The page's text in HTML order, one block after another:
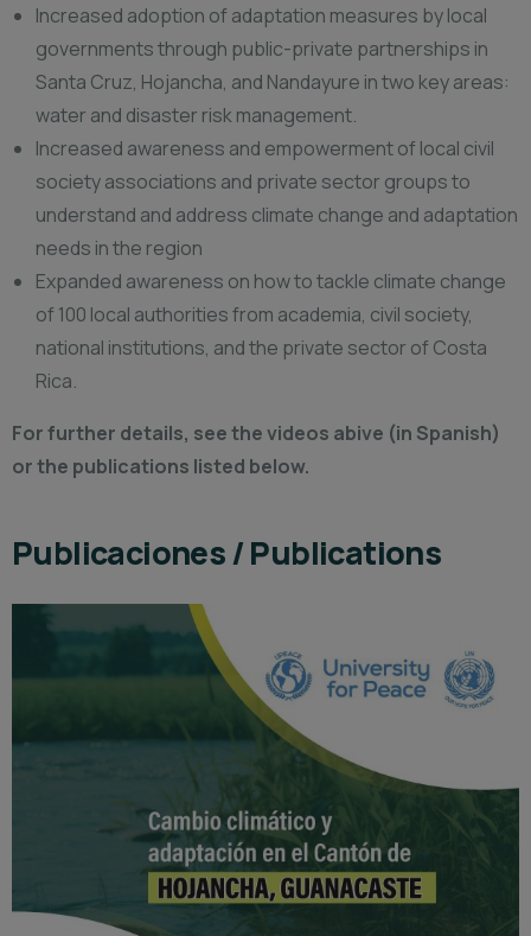
Increased adoption of adaptation measures by local
governments through public-private partnerships in
Santa Cruz, Hojancha, and Nandayure in two key areas:
water and disaster risk management.
Increased awareness and empowerment of local civil
society associations and private sector groups to
understand and address climate change and adaptation
needs in the region
Expanded awareness on how to tackle climate change
of 100 local authorities from academia, civil society,
national institutions, and the private sector of Costa
Rica.
For further details, see the videos abive (in Spanish)
or the publications listed below.
Publicaciones / Publications